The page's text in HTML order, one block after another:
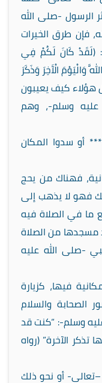
الرسول -صلى الله
فإن طرق الخيرات
(لَقَدْ كَانَ لَكُمْ فِي
وَالْيَوْمَ الْآَخِرَ وَذَكَرَ
وعجب من مثل هؤلاء كيف يعيبون
وسلم-، وهم
*** أو سدوا المكان
فهناك من يحج
فهو لا يذهب إلى
ما في الصلاة فيه
من الصلاة
-صلى الله عليه
فيها، كزيارة
الصحابة والسلام
وسلم-: “كنت قد
تذكر الآخرة” (رواه
أو نحو ذلك